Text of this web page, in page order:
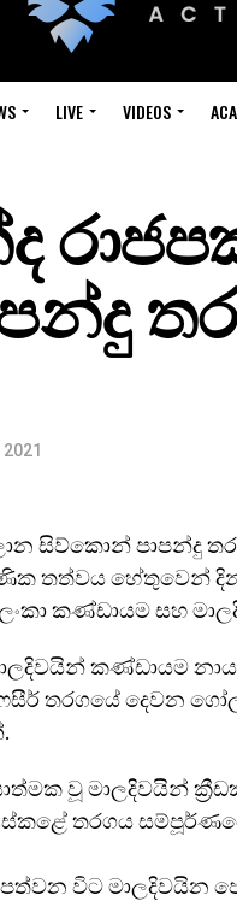
LIVE VIDEOS
සිව්කොන් පාපන්දු
තත්වය හේතුවෙන්
කණ්ඩායම සහ
කණ්ඩායම
තරගයේ දෙවන
වූ මාලදිවයින්
තරගය
විට මාලදිවයින